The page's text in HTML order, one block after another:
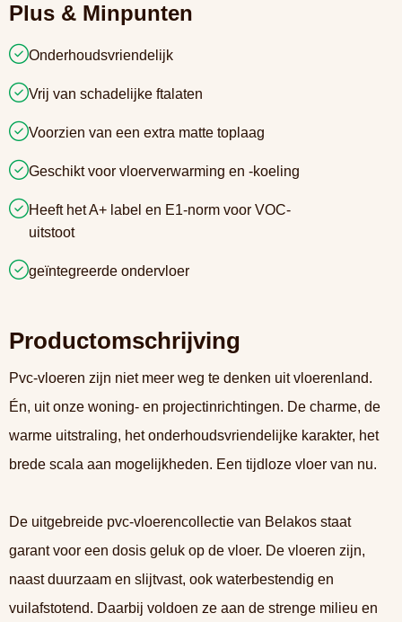
Plus & Minpunten
Onderhoudsvriendelijk
Vrij van schadelijke ftalaten
Voorzien van een extra matte toplaag
Geschikt voor vloerverwarming en -koeling
Heeft het A+ label en E1-norm voor VOC-
uitstoot
geïntegreerde ondervloer
Productomschrijving
Pvc-vloeren zijn niet meer weg te denken uit vloerenland.
Én, uit onze woning- en projectinrichtingen. De charme, de
warme uitstraling, het onderhoudsvriendelijke karakter, het
brede scala aan mogelijkheden. Een tijdloze vloer van nu.
De uitgebreide pvc-vloerencollectie van Belakos staat
garant voor een dosis geluk op de vloer. De vloeren zijn,
naast duurzaam en slijtvast, ook waterbestendig en
vuilafstotend. Daarbij voldoen ze aan de strenge milieu en